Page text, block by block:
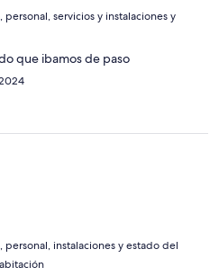
servicios y instalaciones y
que ibamos de paso
personal, instalaciones y estado del